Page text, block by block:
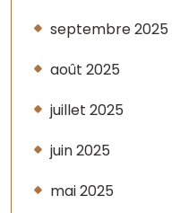
septembre 2025
août 2025
juillet 2025
juin 2025
mai 2025